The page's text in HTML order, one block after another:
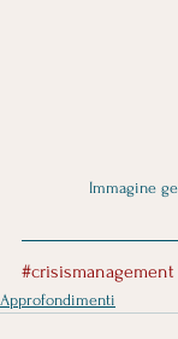
Immagine
#crisismanagement
Approfondimenti